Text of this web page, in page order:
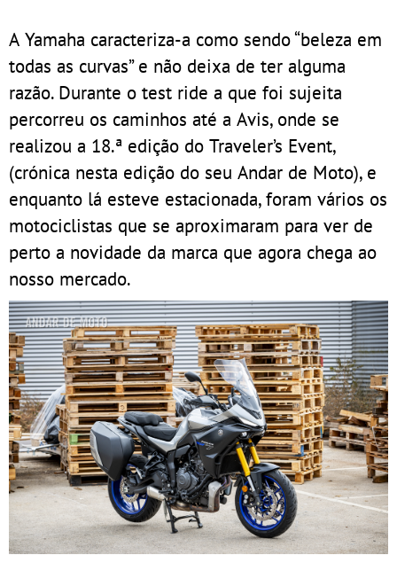
A Yamaha caracteriza-a como sendo “beleza em
todas as curvas” e não deixa de ter alguma
razão. Durante o test ride a que foi sujeita
percorreu os caminhos até a Avis, onde se
realizou a 18.ª edição do Traveler’s Event,
(crónica nesta edição do seu Andar de Moto), e
enquanto lá esteve estacionada, foram vários os
motociclistas que se aproximaram para ver de
perto a novidade da marca que agora chega ao
nosso mercado.